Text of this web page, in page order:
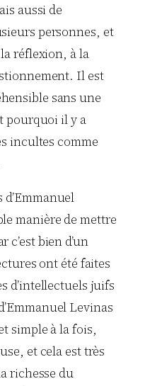
aussi de
personnes, et
réflexion, à la
Il est
sans une
pourquoi il y a
incultes comme
manière de mettre
c’est bien d’un
ont été faites
d’intellectuels juifs
Levinas
simple à la fois,
et cela est très
richesse du